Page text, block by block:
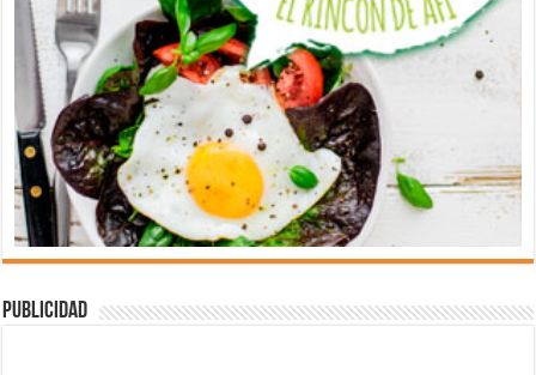
Publicidad